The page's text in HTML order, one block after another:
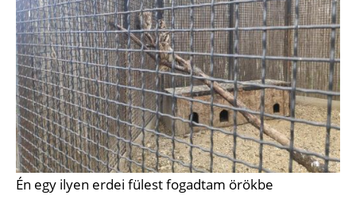
Én egy ilyen erdei fülest fogadtam örökbe